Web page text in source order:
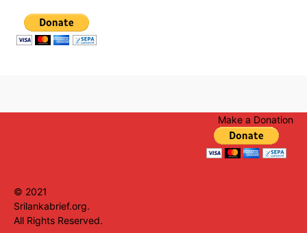
Make a Donation
© 2021
Srilankabrief.org.
All Rights Reserved.